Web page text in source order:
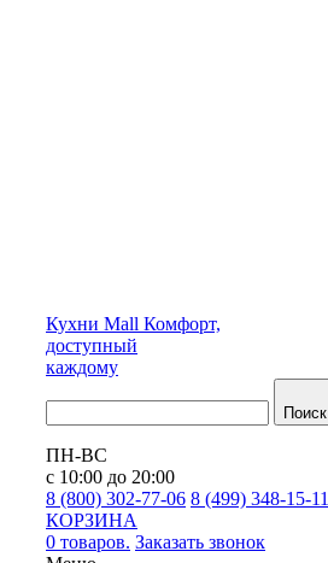
Кухни Mall Комфорт,
доступный
каждому
Поиск
ПН-ВС
с 10:00 до 20:00
8 (800) 302-77-06 8 (499) 348-15-11
КОРЗИНА
0 товаров. Заказать звонок